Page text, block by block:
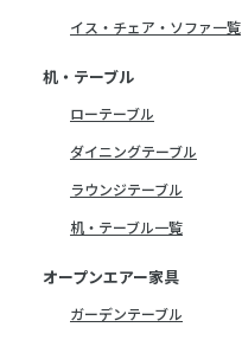
イス・チェア・ソファ一覧
机・テーブル
ローテーブル
ダイニングテーブル
ラウンジテーブル
机・テーブル一覧
オープンエアー家具
ガーデンテーブル